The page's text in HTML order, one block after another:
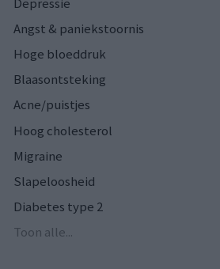
Angst & paniekstoornis
Hoge bloeddruk
Blaasontsteking
Acne/puistjes
Hoog cholesterol
Migraine
Slapeloosheid
Diabetes type 2
Toon alle...